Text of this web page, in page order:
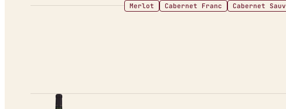
Merlot Cabernet Franc Cabernet